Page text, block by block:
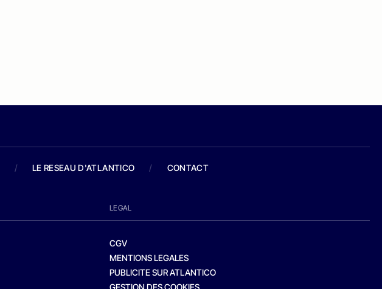
/ LE RESEAU D'ATLANTICO / CONTACT
LEGAL
CGV
MENTIONS LEGALES
PUBLICITE SUR ATLANTICO
GESTION DES COOKIES